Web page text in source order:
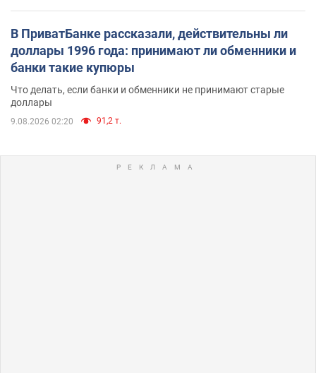
В ПриватБанке рассказали, действительны ли
доллары 1996 года: принимают ли обменники и
банки такие купюры
Что делать, если банки и обменники не принимают старые
доллары
9.08.2026 02:20 91,2 т.